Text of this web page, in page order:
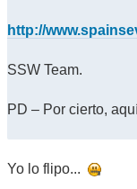
http://
SSW Team.
PD – Por cierto,
Yo lo flipo...